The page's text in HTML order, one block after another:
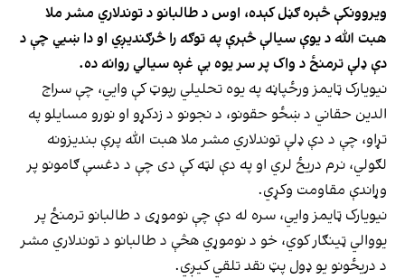
ویروونکې څېره ګڼل کېده، اوس د طالبانو د توندلاري مشر ملا
هبت الله د یوې سیالې څېرې په توګه را څرګندیږي او دا ښيي چې د
دې ډلې ترمنځ د واک پر سر یوه بې غږه سیالي روانه ده.
نیویارک ټایمز ورځپاڼه په یوه تحلیلي رپوټ کې وايي، چې سراج
الدین حقاني د ښځو حقونو، د نجونو د زدکړو او نورو مسایلو په
تړاو، چې د دې ډلې توندلاري مشر ملا هبت الله پرې بندیزونه
لګولي، نرم دریځ لري او په دې لټه کې دی چې د دغسې ګامونو پر
وړاندې مقاومت وکړي.
نیویارک ټایمز وايي، سره له دې چې نوموړی د طالبانو ترمنځ پر
یووالي ټینګار کوي، خو د نوموړي هڅې د طالبانو د توندلاري مشر
د دریځونو یو ډول پټ نقد تلقي کیږي.